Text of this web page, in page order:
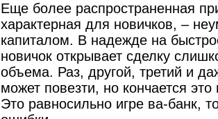
Еще более распространенная
характерная для новичков, –
капиталом. В надежде на
новичок открывает сделку
объема. Раз, другой, третий и
может повезти, но кончается это
Это равносильно игре ва-банк,